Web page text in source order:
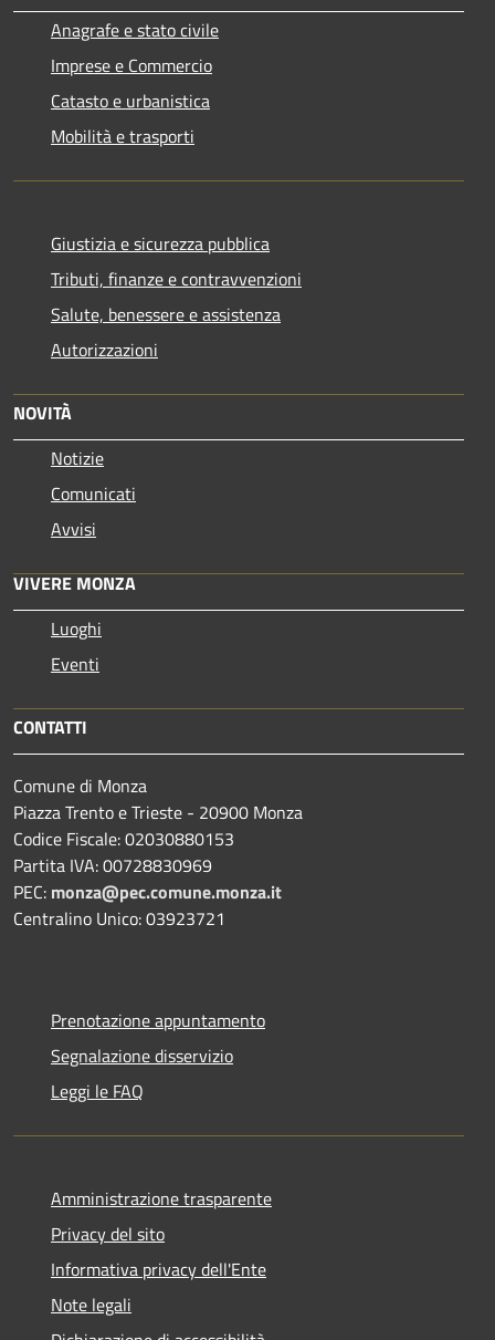
Anagrafe e stato civile
Imprese e Commercio
Catasto e urbanistica
Mobilità e trasporti
Giustizia e sicurezza pubblica
Tributi, finanze e contravvenzioni
Salute, benessere e assistenza
Autorizzazioni
NOVITÀ
Notizie
Comunicati
Avvisi
VIVERE MONZA
Luoghi
Eventi
CONTATTI
Comune di Monza
Piazza Trento e Trieste - 20900 Monza
Codice Fiscale: 02030880153
Partita IVA: 00728830969
PEC: monza@pec.comune.monza.it
Centralino Unico: 03923721
Prenotazione appuntamento
Segnalazione disservizio
Leggi le FAQ
Amministrazione trasparente
Privacy del sito
Informativa privacy dell'Ente
Note legali